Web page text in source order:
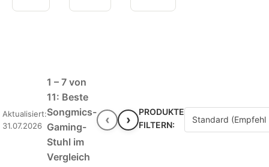
Aktualisiert:
31.07.2026
1 – 7 von
11: Beste
Songmics-
Gaming-
Stuhl im
Vergleich
‹ ›
PRODUKTE
FILTERN: